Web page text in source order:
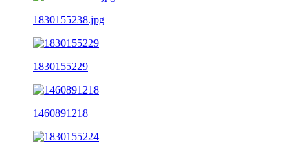
1830155238.jpg
1830155229
1460891218